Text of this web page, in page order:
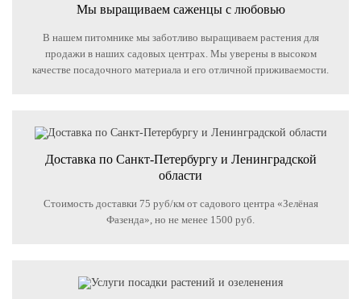
Мы выращиваем саженцы с любовью
В нашем питомнике мы заботливо выращиваем растения для
продажи в наших садовых центрах. Мы уверены в высоком
качестве посадочного материала и его отличной приживаемости.
Доставка по Санкт-Петербургу и Ленинградской
области
Стоимость доставки 75 руб/км от садового центра «Зелёная
Фазенда», но не менее 1500 руб.